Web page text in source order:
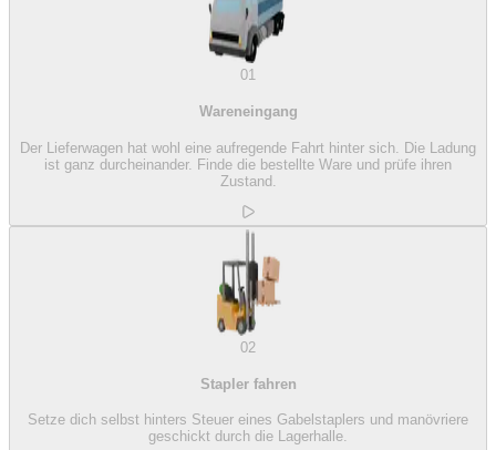
01
Wareneingang
Der Lieferwagen hat wohl eine aufregende Fahrt hinter sich. Die Ladung
ist ganz durcheinander. Finde die bestellte Ware und prüfe ihren
Zustand.
02
Stapler fahren
Setze dich selbst hinters Steuer eines Gabelstaplers und manövriere
geschickt durch die Lagerhalle.